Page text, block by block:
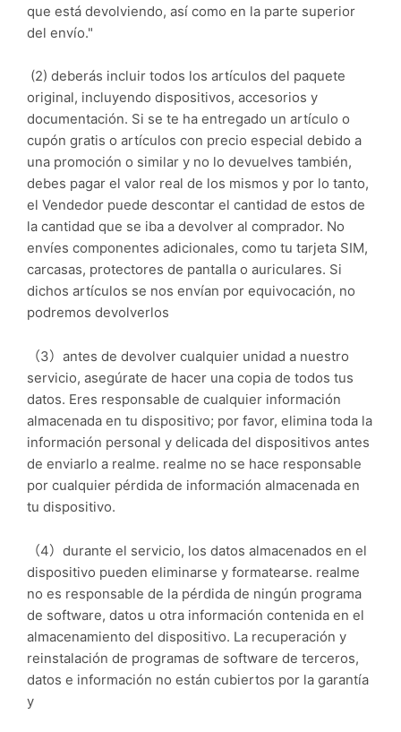
que está devolviendo, así como en la parte superior
del envío."
(2) deberás incluir todos los artículos del paquete
original, incluyendo dispositivos, accesorios y
documentación. Si se te ha entregado un artículo o
cupón gratis o artículos con precio especial debido a
una promoción o similar y no lo devuelves también,
debes pagar el valor real de los mismos y por lo tanto,
el Vendedor puede descontar el cantidad de estos de
la cantidad que se iba a devolver al comprador. No
envíes componentes adicionales, como tu tarjeta SIM,
carcasas, protectores de pantalla o auriculares. Si
dichos artículos se nos envían por equivocación, no
podremos devolverlos
（3）antes de devolver cualquier unidad a nuestro
servicio, asegúrate de hacer una copia de todos tus
datos. Eres responsable de cualquier información
almacenada en tu dispositivo; por favor, elimina toda la
información personal y delicada del dispositivos antes
de enviarlo a realme. realme no se hace responsable
por cualquier pérdida de información almacenada en
tu dispositivo.
（4）durante el servicio, los datos almacenados en el
dispositivo pueden eliminarse y formatearse. realme
no es responsable de la pérdida de ningún programa
de software, datos u otra información contenida en el
almacenamiento del dispositivo. La recuperación y
reinstalación de programas de software de terceros,
datos e información no están cubiertos por la garantía
y